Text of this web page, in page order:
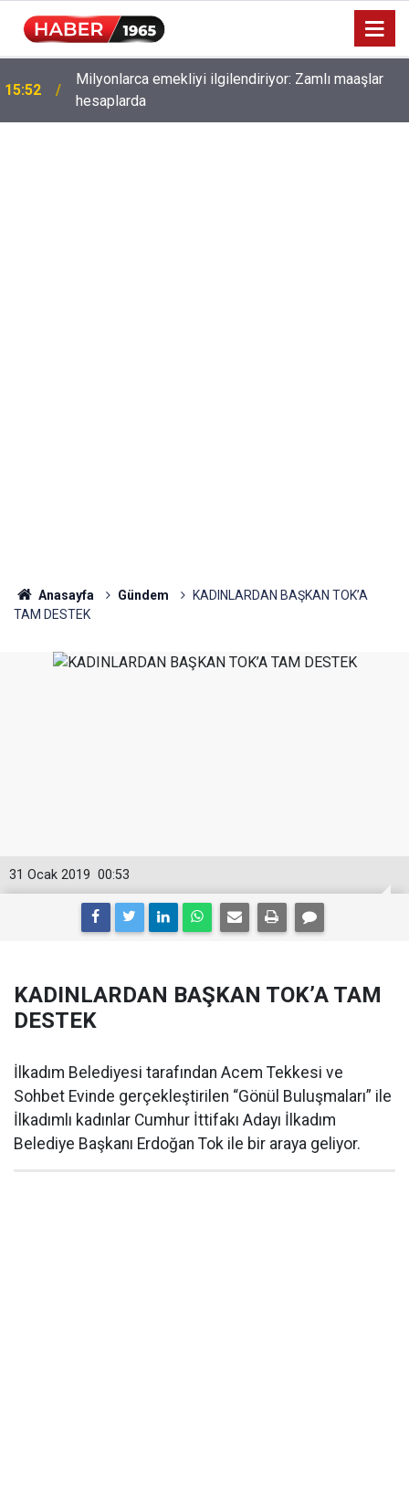
15:52
Milyonlarca emekliyi ilgilendiriyor: Zamlı maaşlar
hesaplarda
Anasayfa Gündem
KADINLARDAN BAŞKAN TOK’A
TAM DESTEK
00:53
31 Ocak 2019
KADINLARDAN BAŞKAN TOK’A TAM
DESTEK
İlkadım Belediyesi tarafından Acem Tekkesi ve
Sohbet Evinde gerçekleştirilen “Gönül Buluşmaları” ile
İlkadımlı kadınlar Cumhur İttifakı Adayı İlkadım
Belediye Başkanı Erdoğan Tok ile bir araya geliyor.